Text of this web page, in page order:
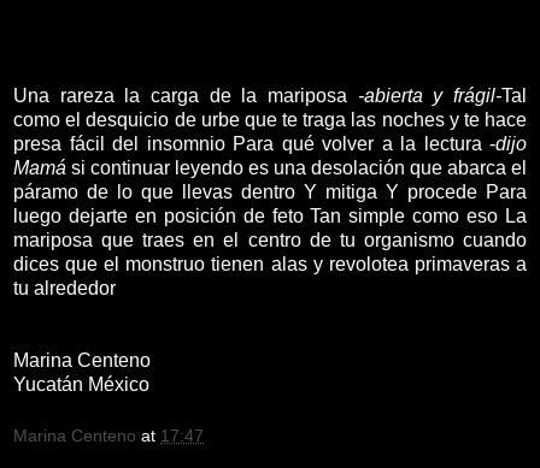
Una rareza la carga de la mariposa -abierta y frágil-Tal
como el desquicio de urbe que te traga las noches y te hace
presa fácil del insomnio Para qué volver a la lectura -dijo
Mamá si continuar leyendo es una desolación que abarca el
páramo de lo que llevas dentro Y mitiga Y procede Para
luego dejarte en posición de feto Tan simple como eso La
mariposa que traes en el centro de tu organismo cuando
dices que el monstruo tienen alas y revolotea primaveras a
tu alrededor
Marina Centeno
Yucatán México
Marina Centeno at 17:47